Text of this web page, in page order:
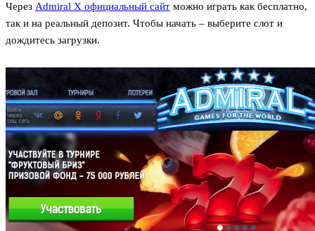
Через Admiral X официальный сайт можно играть как бесплатно,
так и на реальный депозит. Чтобы начать – выберите слот и
дождитесь загрузки.